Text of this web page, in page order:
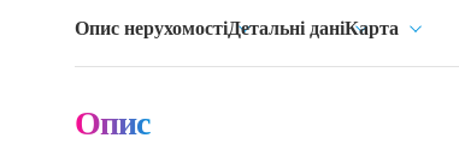
Опис нерухомостіДетальні даніКарта
Опис